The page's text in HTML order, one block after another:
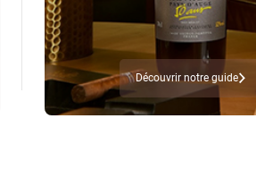
Découvrir notre guide